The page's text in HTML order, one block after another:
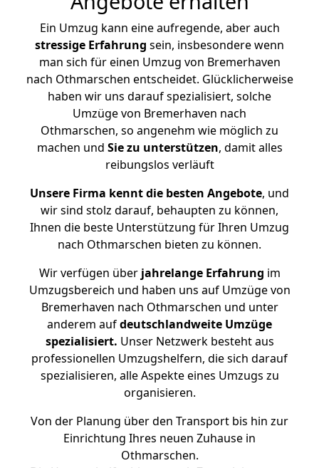
Ein Umzug kann eine aufregende, aber auch
stressige Erfahrung sein, insbesondere wenn
man sich für einen Umzug von Bremerhaven
nach Othmarschen entscheidet. Glücklicherweise
haben wir uns darauf spezialisiert, solche
Umzüge von Bremerhaven nach
Othmarschen, so angenehm wie möglich zu
machen und Sie zu unterstützen, damit alles
reibungslos verläuft
Unsere Firma kennt die besten Angebote, und
wir sind stolz darauf, behaupten zu können,
Ihnen die beste Unterstützung für Ihren Umzug
nach Othmarschen bieten zu können.
Wir verfügen überjahrelange Erfahrung im
Umzugsbereich und haben uns auf Umzüge von
Bremerhaven nach Othmarschen und unter
anderem aufdeutschlandweite Umzüge
spezialisiert. Unser Netzwerk besteht aus
professionellen Umzugshelfern, die sich darauf
spezialisieren, alle Aspekte eines Umzugs zu
organisieren.
Von der Planung über den Transport bis hin zur
Einrichtung Ihres neuen Zuhause in
Othmarschen.